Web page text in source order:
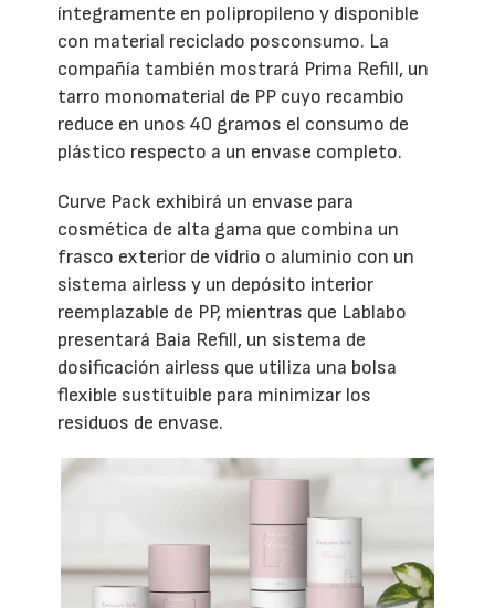
íntegramente en polipropileno y disponible
con material reciclado posconsumo. La
compañía también mostrará Prima Refill, un
tarro monomaterial de PP cuyo recambio
reduce en unos 40 gramos el consumo de
plástico respecto a un envase completo.
Curve Pack exhibirá un envase para
cosmética de alta gama que combina un
frasco exterior de vidrio o aluminio con un
sistema airless y un depósito interior
reemplazable de PP, mientras que Lablabo
presentará Baia Refill, un sistema de
dosificación airless que utiliza una bolsa
flexible sustituible para minimizar los
residuos de envase.